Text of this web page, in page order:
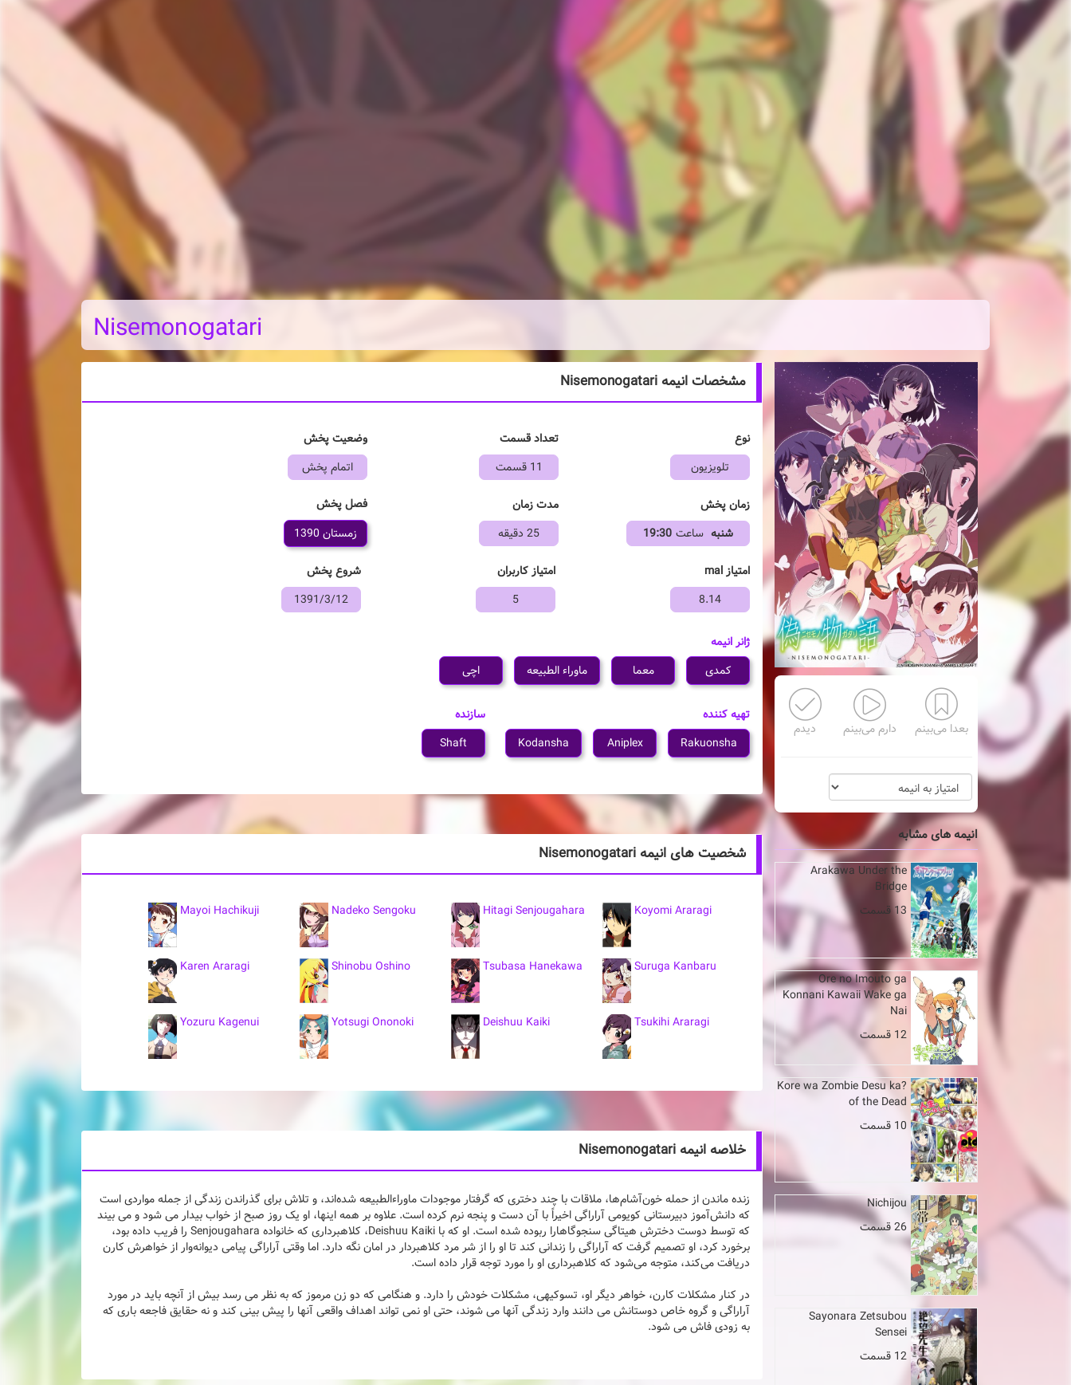
Nisemonogatari
بعدا می‌بینم دارم می‌بینم دیدم
انیمه های مشابه
Arakawa Under the
Bridge
13 قسمت
Ore no Imouto ga
Konnani Kawaii Wake ga
Nai
12 قسمت
Kore wa Zombie Desu ka?
of the Dead
10 قسمت
Nichijou
26 قسمت
Sayonara Zetsubou
Sensei
12 قسمت
مشخصات انیمه Nisemonogatari
نوع
تلویزیون
تعداد قسمت
11 قسمت
وضعیت پخش
اتمام پخش
زمان پخش
شنبه ساعت 19:30
مدت زمان
25 دقیقه
فصل پخش
زمستان 1390
امتیاز mal
8.14
امتیاز کاربران
5
شروع پخش
1391/3/12
ژانر انیمه
کمدی
معما ماوراء الطبیعه اچی
تهیه کننده
Rakuonsha
Aniplex
Kodansha
سازنده
Shaft
شخصیت های انیمه Nisemonogatari
Koyomi Araragi
Hitagi Senjougahara
Nadeko Sengoku
Mayoi Hachikuji
Suruga Kanbaru
Tsubasa Hanekawa
Shinobu Oshino
Karen Araragi
Tsukihi Araragi
Deishuu Kaiki
Yotsugi Ononoki
Yozuru Kagenui
خلاصه انیمه Nisemonogatari
زنده ماندن از حمله خون‌آشام‌ها، ملاقات با چند دختری که گرفتار موجودات ماوراءالطبیعه شده‌اند، و تلاش برای گذراندن زندگی از جمله مواردی است
که دانش‌آموز دبیرستانی کویومی آراراگی اخیراً با آن دست و پنجه نرم کرده است. علاوه بر همه اینها، او یک روز صبح از خواب بیدار می شود و می بیند
که توسط دوست دخترش هیتاگی سنجوگاهارا ربوده شده است. او که با Deishuu Kaiki، کلاهبرداری که خانواده Senjougahara را فریب داده بود،
برخورد کرد، او تصمیم گرفت که آراراگی را زندانی کند تا او را از شر مرد کلاهبردار در امان نگه دارد. اما وقتی آراراگی پیامی دیوانه‌وار از خواهرش کارن
دریافت می‌کند، متوجه می‌شود که کلاهبرداری او را مورد توجه قرار داده است.
در کنار مشکلات کارن، خواهر دیگر او، تسوکیهی، مشکلات خودش را دارد. و هنگامی که دو زن مرموز که به نظر می رسد بیش از آنچه باید در مورد
آراراگی و گروه خاص دوستانش می دانند وارد زندگی آنها می شوند، حتی او نمی تواند اهداف واقعی آنها را پیش بینی کند و نه حقایق فاجعه باری که
به زودی فاش می شود.